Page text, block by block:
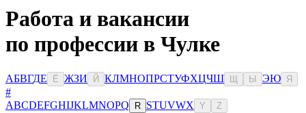
Работа и вакансии
по профессии в Чулке
АБВГДЕ Ё ЖЗИ Й КЛМНОПРСТУФХЦЧШ Ы ЭЮ Я
#
ABCDEFGHIJKLMNOPQ R STUVWX Y Z